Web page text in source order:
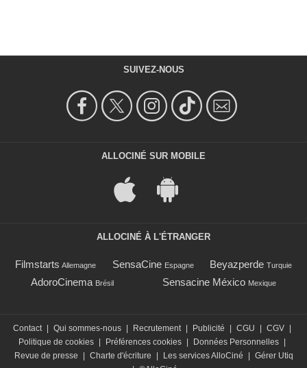
SUIVEZ-NOUS
ALLOCINÉ SUR MOBILE
ALLOCINÉ À L'ÉTRANGER
Filmstarts Allemagne SensaCine Espagne Beyazperde Turquie
AdoroCinema Brésil Sensacine México Mexique
Contact Qui sommes-nous Recrutement Publicité CGU CGV
Politique de cookies
Préférences cookies Données Personnelles
Revue de presse
Charte d'écriture Les services AlloCiné
Gérer Utiq